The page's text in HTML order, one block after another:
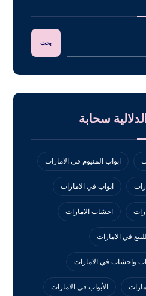
سحابة
ابواب المنيوم في الامارات
ابواب في الامارات
اخشاب الامارات
في الامارات
واخشاب في الامارات
الأبواب في الامارات